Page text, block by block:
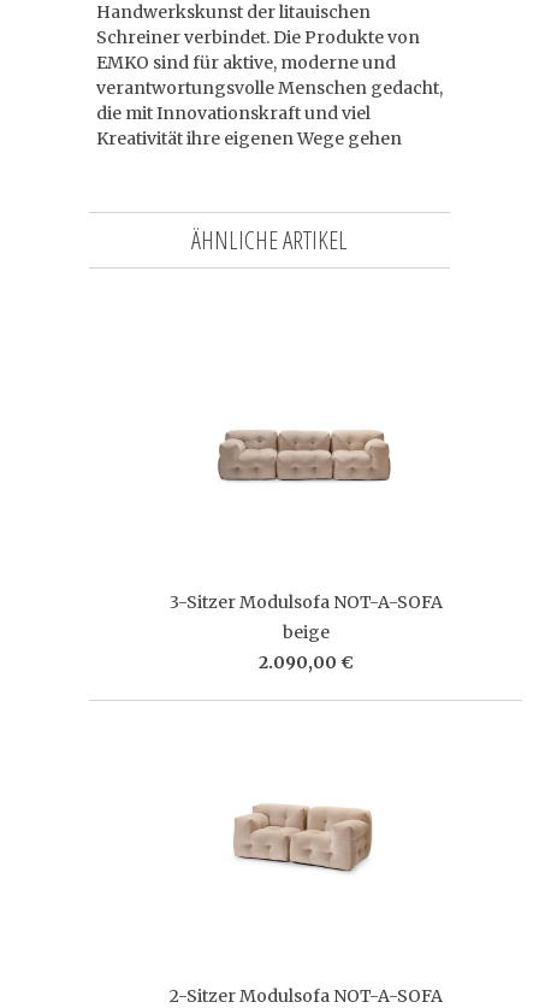
Handwerkskunst der litauischen
Schreiner verbindet. Die Produkte von
EMKO sind für aktive, moderne und
verantwortungsvolle Menschen gedacht,
die mit Innovationskraft und viel
Kreativität ihre eigenen Wege gehen
ÄHNLICHE ARTIKEL
3-Sitzer Modulsofa NOT-A-SOFA
beige
2.090,00 €
2-Sitzer Modulsofa NOT-A-SOFA